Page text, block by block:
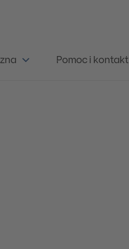
Pomoc i kontakt